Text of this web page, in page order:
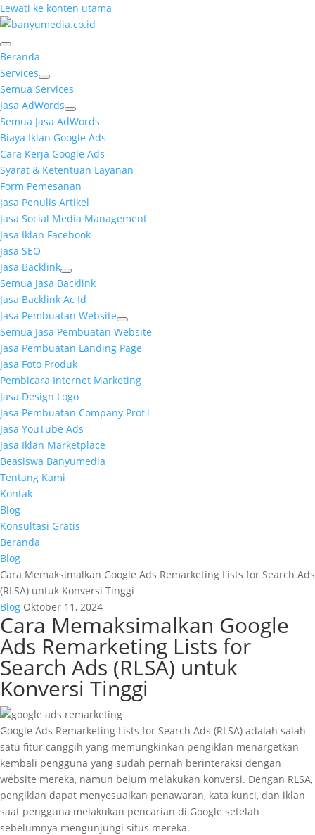
Lewati ke konten utama
Beranda
Services
Semua Services
Jasa AdWords
Semua Jasa AdWords
Biaya Iklan Google Ads
Cara Kerja Google Ads
Syarat & Ketentuan Layanan
Form Pemesanan
Jasa Penulis Artikel
Jasa Social Media Management
Jasa Iklan Facebook
Jasa SEO
Jasa Backlink
Semua Jasa Backlink
Jasa Backlink Ac Id
Jasa Pembuatan Website
Semua Jasa Pembuatan Website
Jasa Pembuatan Landing Page
Jasa Foto Produk
Pembicara Internet Marketing
Jasa Design Logo
Jasa Pembuatan Company Profil
Jasa YouTube Ads
Jasa Iklan Marketplace
Beasiswa Banyumedia
Tentang Kami
Kontak
Blog
Konsultasi Gratis
Beranda
Blog
Cara Memaksimalkan Google Ads Remarketing Lists for Search Ads
(RLSA) untuk Konversi Tinggi
Blog Oktober 11, 2024
Cara Memaksimalkan Google
Ads Remarketing Lists for
Search Ads (RLSA) untuk
Konversi Tinggi
Google Ads Remarketing Lists for Search Ads (RLSA) adalah salah
satu fitur canggih yang memungkinkan pengiklan menargetkan
kembali pengguna yang sudah pernah berinteraksi dengan
website mereka, namun belum melakukan konversi. Dengan RLSA,
pengiklan dapat menyesuaikan penawaran, kata kunci, dan iklan
saat pengguna melakukan pencarian di Google setelah
sebelumnya mengunjungi situs mereka.